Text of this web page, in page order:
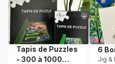
Nombre de pièces
Dimensions
Tapis de Puzzles
- 300 à 1000
6
Jig &